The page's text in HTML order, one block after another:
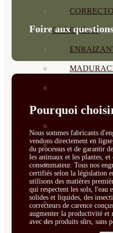
CARENCIAS
SUELO
MATERIAS
PLANTAS
PLANTAS
Foire aux
Pourquoi
Nous sommes fabricants
vendons directement en
du processus et de garantir
les animaux et les plantes,
consommateur. Tous nos
certifiés selon la législation
utilisons des matières
qui respectent les sols, l'eau
solides et liquides, des
correcteurs de carence
augmenter la productivité
avec des produits sûrs, sans